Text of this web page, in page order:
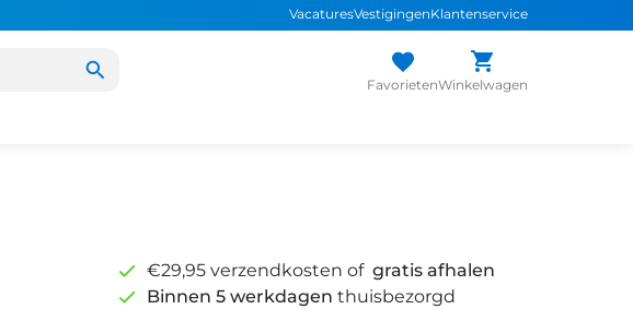
Uniek assortimentsterkemerken
VacaturesVestigingenKlantenservice
FavorietenWinkelwagen
€29,95 verzendkosten of gratis afhalen
Binnen 5 werkdagen thuisbezorgd